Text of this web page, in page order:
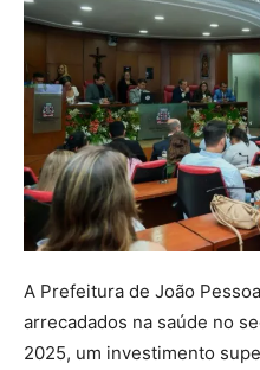
A Prefeitura de João
arrecadados na saúde no
2025, um investimento